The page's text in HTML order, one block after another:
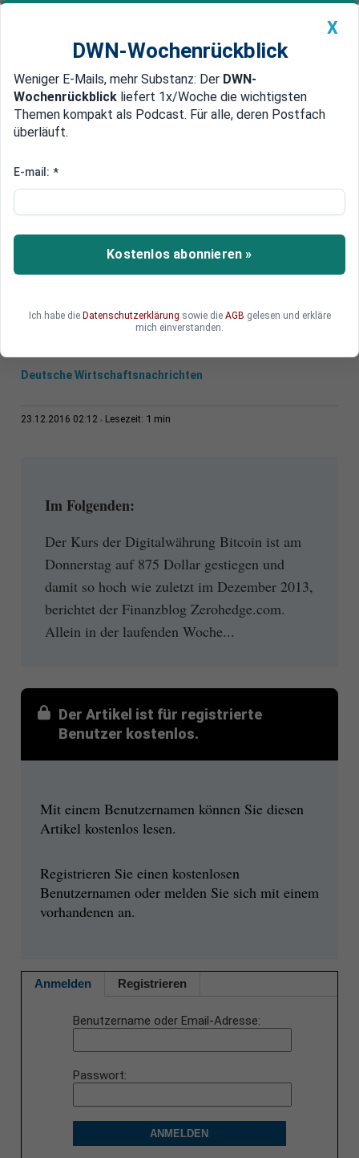
Newsticker MEIN DWN: Geldanlage Premium
Edelmetalle DWN-Magazin China
Massive Spekulation
Neue Krisen-Währung: Bitcoin-
Kurs steigt deutlich
Der Kurs der Digitalwährung Bitcoin ist in der
Deutsche Wirtschaftsnachrichten
23.12.2016 02:12 Lesezeit: 1 min
Im Folgenden:
Der Kurs der Digitalwährung Bitcoin ist am
Donnerstag auf 875 Dollar gestiegen und
damit so hoch wie zuletzt im Dezember 2013,
berichtet der Finanzblog Zerohedge.com.
Allein in der laufenden Woche...
Der Artikel ist für registrierte
Benutzer kostenlos.
Mit einem Benutzernamen können Sie diesen
Artikel kostenlos lesen.
Registrieren Sie einen kostenlosen
Benutzernamen oder melden Sie sich mit einem
vorhandenen an.
Anmelden Registrieren
Benutzername oder Email-Adresse
Passwort
ANMELDEN
X
DWN-Wochenrückblick
Weniger E-Mails, mehr Substanz: Der DWN-
Wochenrückblick liefert 1x/Woche die wichtigsten
Themen kompakt als Podcast. Für alle, deren Postfach
überläuft.
E-mail: *
Kostenlos abonnieren »
Ich habe die Datenschutzerklärung sowie die AGB gelesen und erkläre
mich einverstanden.